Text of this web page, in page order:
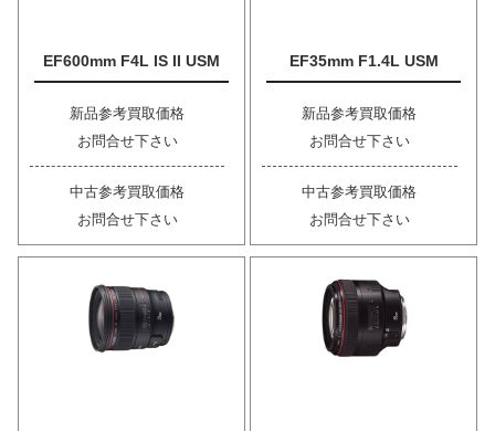
EF600mm F4L IS II USM
新品参考買取価格
お問合せ下さい
中古参考買取価格
お問合せ下さい
EF35mm F1.4L USM
新品参考買取価格
お問合せ下さい
中古参考買取価格
お問合せ下さい